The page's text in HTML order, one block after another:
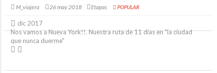
M_viajera 26 may 2018 Etapas POPULAR
Nos vamos a Nueva York!!. Nuestra ruta de 11 días en "la ciudad
que nunca duerme"
dic 2017